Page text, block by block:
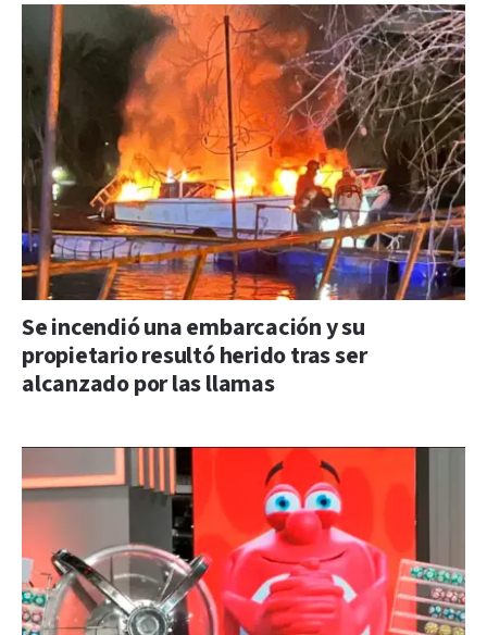
Se incendió una embarcación y su
propietario resultó herido tras ser
alcanzado por las llamas